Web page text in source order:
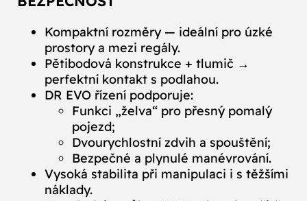
Kompaktní rozměry — ideální pro úzké
prostory a mezi regály.
Pětibodová konstrukce + tlumič →
perfektní kontakt s podlahou.
DR EVO řízení podporuje:
Funkci „želva“ pro přesný pomalý
pojezd;
Dvourychlostní zdvih a spouštění;
Bezpečné a plynulé manévrování.
Vysoká stabilita při manipulaci i s těžšími
náklady.